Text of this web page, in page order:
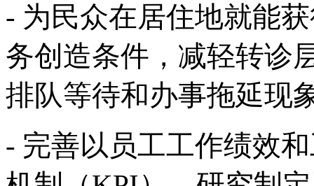
- 为民众在居住地就能
务创造条件，减轻转诊
排队等待和办事拖延现
- 完善以员工工作绩效